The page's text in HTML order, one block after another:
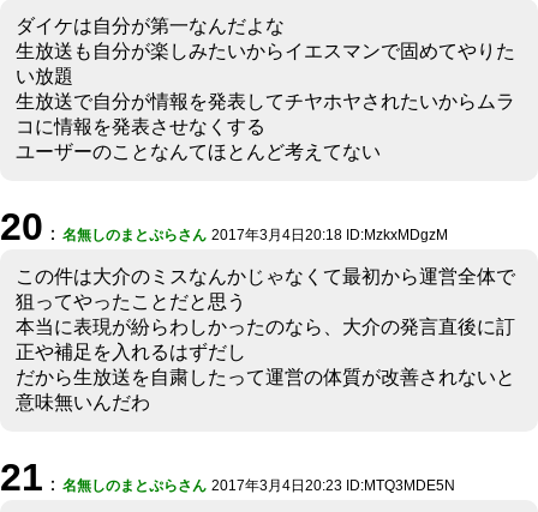
ダイケは自分が第一なんだよな
生放送も自分が楽しみたいからイエスマンで固めてやりた
い放題
生放送で自分が情報を発表してチヤホヤされたいからムラ
コに情報を発表させなくする
ユーザーのことなんてほとんど考えてない
20 ： 名無しのまとぷらさん 2017年3月4日20:18 ID:MzkxMDgzM
この件は大介のミスなんかじゃなくて最初から運営全体で
狙ってやったことだと思う
本当に表現が紛らわしかったのなら、大介の発言直後に訂
正や補足を入れるはずだし
だから生放送を自粛したって運営の体質が改善されないと
意味無いんだわ
21 ： 名無しのまとぷらさん 2017年3月4日20:23 ID:MTQ3MDE5N